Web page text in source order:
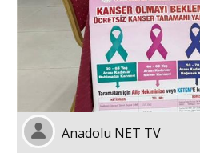
Anadolu NET TV